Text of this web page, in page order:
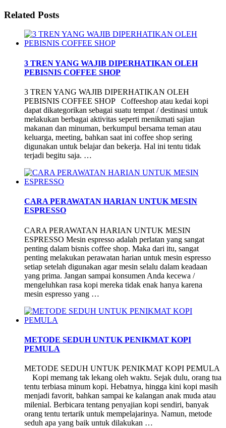
Related Posts
3 TREN YANG WAJIB DIPERHATIKAN OLEH
PEBISNIS COFFEE SHOP
3 TREN YANG WAJIB DIPERHATIKAN OLEH
PEBISNIS COFFEE SHOP Coffeeshop atau kedai kopi
dapat dikategorikan sebagai suatu tempat / destinasi untuk
melakukan berbagai aktivitas seperti menikmati sajian
makanan dan minuman, berkumpul bersama teman atau
keluarga, meeting, bahkan saat ini coffee shop sering
digunakan untuk belajar dan bekerja. Hal ini tentu tidak
terjadi begitu saja. …
CARA PERAWATAN HARIAN UNTUK MESIN
ESPRESSO
CARA PERAWATAN HARIAN UNTUK MESIN
ESPRESSO Mesin espresso adalah perlatan yang sangat
penting dalam bisnis coffee shop. Maka dari itu, sangat
penting melakukan perawatan harian untuk mesin espresso
setiap setelah digunakan agar mesin selalu dalam keadaan
yang prima. Jangan sampai konsumen Anda kecewa /
mengeluhkan rasa kopi mereka tidak enak hanya karena
mesin espresso yang …
METODE SEDUH UNTUK PENIKMAT KOPI
PEMULA
METODE SEDUH UNTUK PENIKMAT KOPI PEMULA
Kopi memang tak lekang oleh waktu. Sejak dulu, orang tua
tentu terbiasa minum kopi. Hebatnya, hingga kini kopi masih
menjadi favorit, bahkan sampai ke kalangan anak muda atau
milenial. Berbicara tentang penyajian kopi sendiri, banyak
orang tentu tertarik untuk mempelajarinya. Namun, metode
seduh apa yang baik untuk dilakukan …